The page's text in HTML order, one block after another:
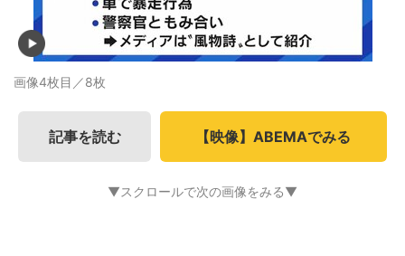
画像4枚目／8枚
記事を読む 【映像】ABEMAでみる
▼スクロールで次の画像をみる▼